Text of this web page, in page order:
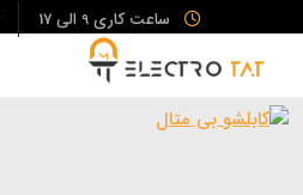
ساعت کاری 9 الی 17